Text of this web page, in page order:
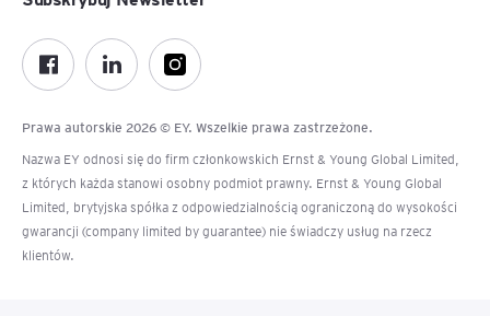
Prawa autorskie 2026 © EY. Wszelkie prawa zastrzeżone.
Nazwa EY odnosi się do firm członkowskich Ernst & Young Global Limited,
z których każda stanowi osobny podmiot prawny. Ernst & Young Global
Limited, brytyjska spółka z odpowiedzialnością ograniczoną do wysokości
gwarancji (company limited by guarantee) nie świadczy usług na rzecz
klientów.